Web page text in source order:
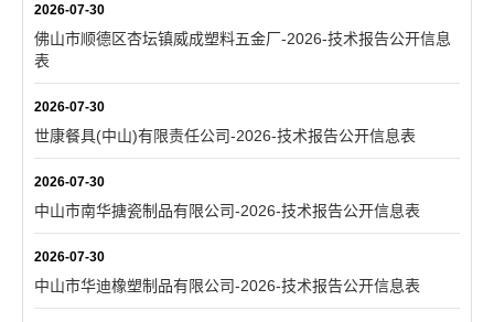
2026-07-30
佛山市顺德区杏坛镇威成塑料五金厂-2026-技术报告公开信息
表
2026-07-30
世康餐具(中山)有限责任公司-2026-技术报告公开信息表
2026-07-30
中山市南华搪瓷制品有限公司-2026-技术报告公开信息表
2026-07-30
中山市华迪橡塑制品有限公司-2026-技术报告公开信息表